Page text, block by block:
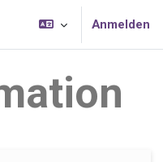
Anmelden